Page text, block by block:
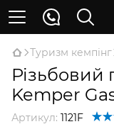
Туризм кемпінг
Різьбовий
Kemper
Артикул: 1121F